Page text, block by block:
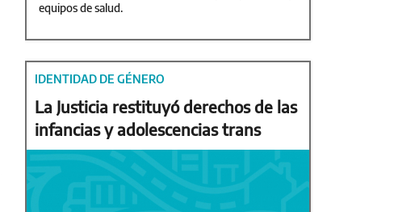
equipos de salud.
IDENTIDAD DE GÉNERO
La Justicia restituyó derechos de las
infancias y adolescencias trans